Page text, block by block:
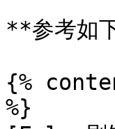
**参考如
{%
%}